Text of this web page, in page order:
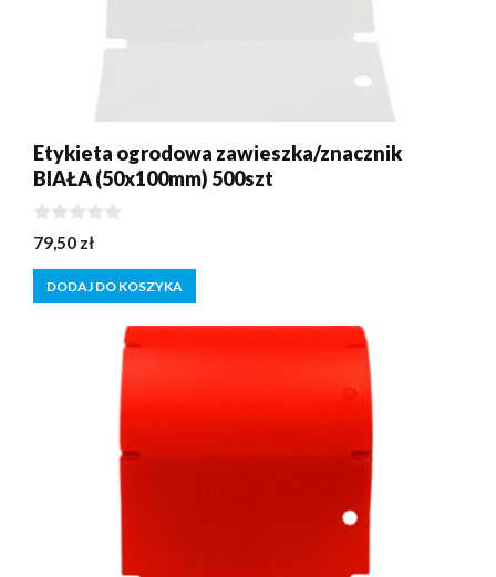
Etykieta ogrodowa zawieszka/znacznik
BIAŁA (50x100mm) 500szt
0
z
5
79,50 zł
DODAJ DO KOSZYKA